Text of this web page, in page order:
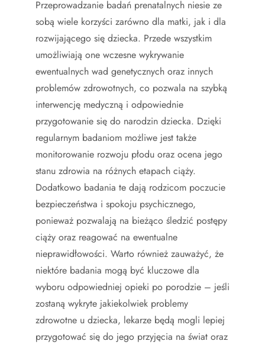
Przeprowadzanie badań prenatalnych niesie ze
sobą wiele korzyści zarówno dla matki, jak i dla
rozwijającego się dziecka. Przede wszystkim
umożliwiają one wczesne wykrywanie
ewentualnych wad genetycznych oraz innych
problemów zdrowotnych, co pozwala na szybką
interwencję medyczną i odpowiednie
przygotowanie się do narodzin dziecka. Dzięki
regularnym badaniom możliwe jest także
monitorowanie rozwoju płodu oraz ocena jego
stanu zdrowia na różnych etapach ciąży.
Dodatkowo badania te dają rodzicom poczucie
bezpieczeństwa i spokoju psychicznego,
ponieważ pozwalają na bieżąco śledzić postępy
ciąży oraz reagować na ewentualne
nieprawidłowości. Warto również zauważyć, że
niektóre badania mogą być kluczowe dla
wyboru odpowiedniej opieki po porodzie – jeśli
zostaną wykryte jakiekolwiek problemy
zdrowotne u dziecka, lekarze będą mogli lepiej
przygotować się do jego przyjęcia na świat oraz